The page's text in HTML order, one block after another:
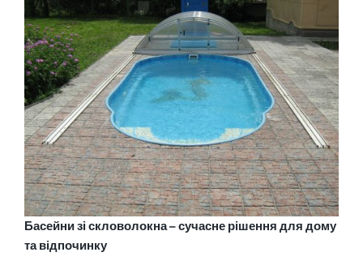
Басейни зі скловолокна – сучасне рішення для дому
та відпочинку